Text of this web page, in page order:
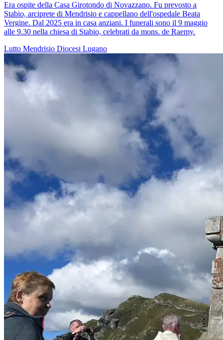
Era ospite della Casa Girotondo di Novazzano. Fu prevosto a
Stabio, arciprete di Mendrisio e cappellano dell'ospedale Beata
Vergine. Dal 2025 era in casa anziani. I funerali sono il 9 maggio
alle 9.30 nella chiesa di Stabio, celebrati da mons. de Raemy.
Lutto Mendrisio Diocesi Lugano